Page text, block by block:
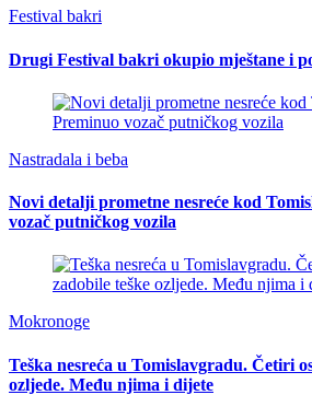
Festival bakri
Drugi Festival bakri okupio mještane i
Nastradala i beba
Novi detalji prometne nesreće kod
vozač putničkog vozila
Mokronoge
Teška nesreća u Tomislavgradu. Četiri
ozljede. Među njima i dijete